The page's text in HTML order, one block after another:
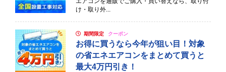
け・取り外...
期間限定 クーポン
お得に買うなら今年が狙い目！対象
の省エネエアコンをまとめて買うと
最大4万円引き！